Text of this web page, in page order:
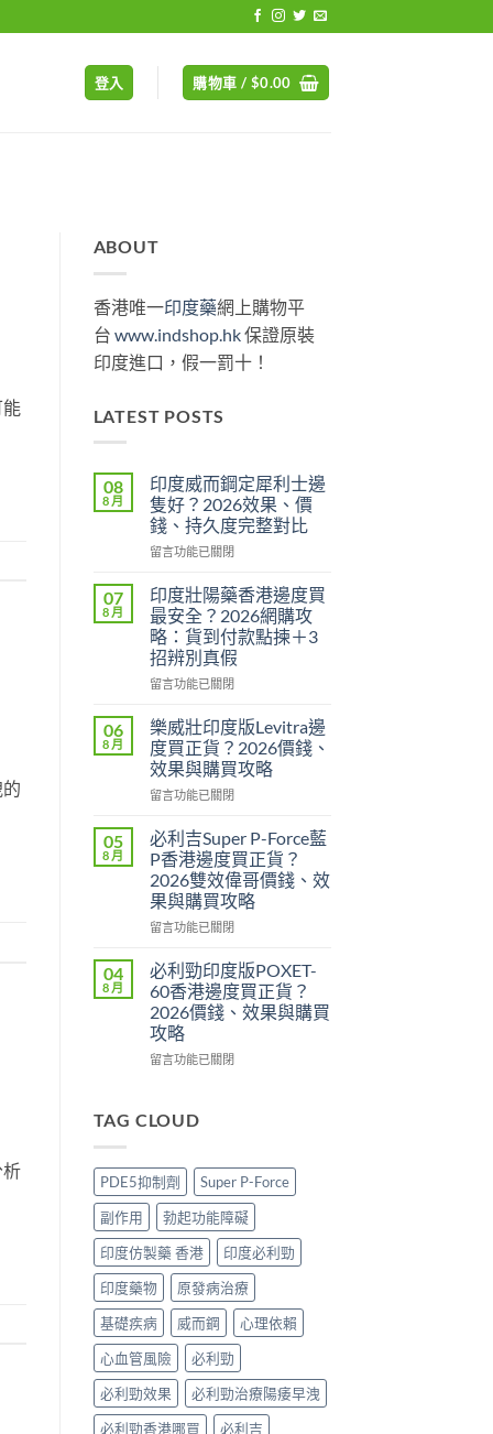
登入 購物車 / $0.00
ABOUT
香港唯一印度藥網上購物平
台 www.indshop.hk保證原裝
印度進口，假一罰十！
LATEST POSTS
08
8 月
印度威而鋼定犀利士邊
隻好？2026效果、價
錢、持久度完整對比
在
度
威
而
鋼
定
犀
士
邊
隻
好？
2026
果、
價
錢、
持
久
度
整
對
比〉
中
留言功能已關閉
07
8 月
印度壯陽藥香港邊度買
最安全？2026網購攻
略：貨到付款點揀＋3
招辨別真假
在
度
壯
陽
藥
香
邊
度
買
最
安
全？
網
購
攻
略：
貨
到
點
3
招
辨
別
真
假〉
中
留言功能已關閉
06
8 月
樂威壯印度版Levitra邊
度買正貨？2026價錢、
效果與購買攻略
在
威
壯
印
度
版
Levitra
度
買
正
貨？
2026
價
果
與
買
攻
略〉
留言功能已關閉
05
8 月
必利吉Super P-Force藍
P香港邊度買正貨？
2026雙效偉哥價錢、效
果與購買攻略
在
利
吉
Super
P-
Force
藍
港
買
正
貨？
2026
雙
效
偉
哥
價
錢、
效
果
與
購
留言功能已關閉
04
8 月
必利勁印度版POXET-
60香港邊度買正貨？
2026價錢、效果與購買
攻略
在
勁
版
POXET-
60
香
港
邊
度
買
正
貨？
2026
價
錢、
效
留言功能已關閉
TAG CLOUD
PDE5抑制劑
Super P-Force
副作用
勃起功能障礙
印度仿製藥 香港
印度必利勁
印度藥物
原發病治療
基礎疾病
威而鋼
心理依賴
心血管風險
必利勁
必利勁效果
必利勁治療陽痿早洩
必利勁香港哪買
必利吉